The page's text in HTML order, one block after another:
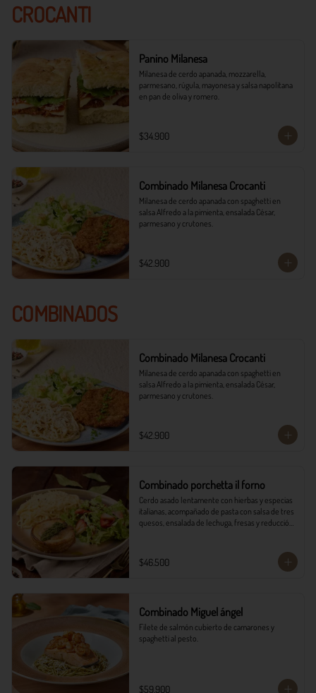
CROCANTI
Panino Milanesa
Milanesa de cerdo apanada, mozzarella,
parmesano, rúgula, mayonesa y salsa napolitana
en pan de oliva y romero.
$34.900
Combinado Milanesa Crocanti
Milanesa de cerdo apanada con spaghetti en
salsa Alfredo a la pimienta, ensalada César,
parmesano y crutones.
$42.900
COMBINADOS
Combinado Milanesa Crocanti
Milanesa de cerdo apanada con spaghetti en
salsa Alfredo a la pimienta, ensalada César,
parmesano y crutones.
$42.900
Combinado porchetta il forno
Cerdo asado lentamente con hierbas y especias
italianas, acompañado de pasta con salsa de tres
quesos, ensalada de lechuga, fresas y reducción
$46.500
Combinado Miguel ángel
Filete de salmón cubierto de camarones y
spaghetti al pesto.
$59.900